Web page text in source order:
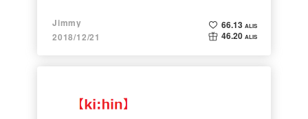
Jimmy
2018/12/21
66.13 ALIS
46.20 ALIS